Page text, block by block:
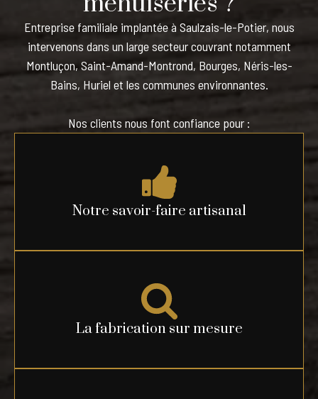
Entreprise familiale implantée à Saulzais-le-Potier, nous
intervenons dans un large secteur couvrant notamment
Montluçon, Saint-Amand-Montrond, Bourges, Néris-les-
Bains, Huriel et les communes environnantes.
Nos clients nous font confiance pour :
Notre savoir-faire artisanal
La fabrication sur mesure